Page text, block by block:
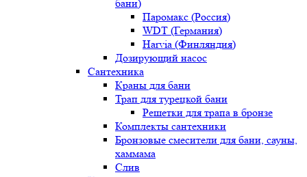
бани)
Паромакс (Россия)
WDT (Германия)
Harvia (Финляндия)
Дозирующий насос
Сантехника
Краны для бани
Трап для турецкой бани
Решетки для трапа в бронзе
Комплекты сантехники
Бронзовые смесители для бани, сауны,
хаммама
Слив